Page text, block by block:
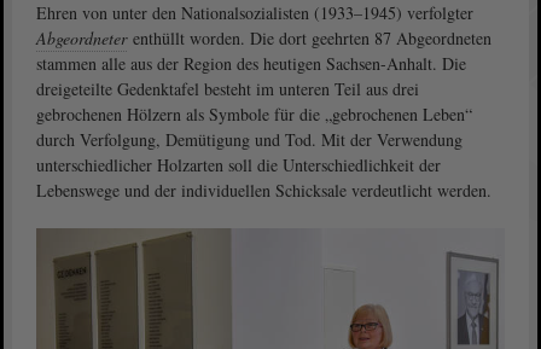
Ehren von unter den Nationalsozialisten (1933–1945) verfolgter
Abgeordneter enthüllt worden. Die dort geehrten 87 Abgeordneten
stammen alle aus der Region des heutigen Sachsen-Anhalt. Die
dreigeteilte Gedenktafel besteht im unteren Teil aus drei
gebrochenen Hölzern als Symbole für die „gebrochenen Leben“
durch Verfolgung, Demütigung und Tod. Mit der Verwendung
unterschiedlicher Holzarten soll die Unterschiedlichkeit der
Lebenswege und der individuellen Schicksale verdeutlicht werden.